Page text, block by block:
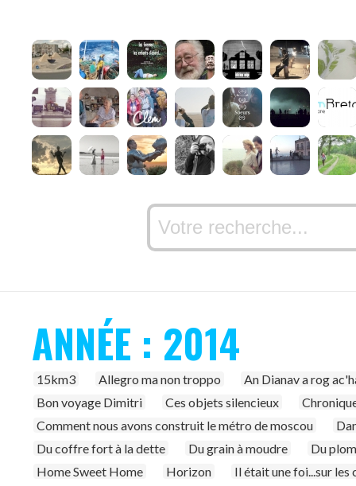
ANNÉE : 2014
15km3 Allegro ma non troppo
An Dianav a rog
Bon voyage Dimitri
Ces objets silencieux
Comment nous avons construit le métro de moscou
Du coffre fort à la dette
Du grain à moudre
Du
Home Sweet Home
Horizon
Il était une foi...sur les